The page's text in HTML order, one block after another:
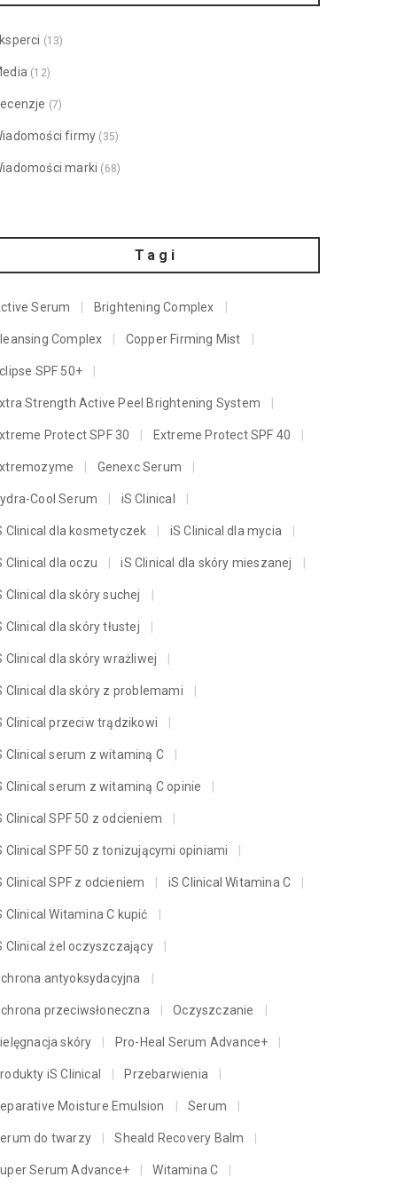
(13)
(12)
(7)
firmy (35)
marki (68)
Tagi
Serum Brightening Complex
Complex Copper Firming Mist
SPF 50+
Strength Active Peel Brightening System
Protect SPF 30 Extreme Protect SPF 40
Genexc Serum
Cool Serum iS Clinical
Clinical dla kosmetyczek iS Clinical dla mycia
Clinical dla oczu iS Clinical dla skóry mieszanej
Clinical dla skóry suchej
Clinical dla skóry tłustej
Clinical dla skóry wrażliwej
Clinical dla skóry z problemami
Clinical przeciw trądzikowi
Clinical serum z witaminą C
Clinical serum z witaminą C opinie
Clinical SPF 50 z odcieniem
Clinical SPF 50 z tonizującymi opiniami
Clinical SPF z odcieniem iS Clinical Witamina C
Clinical Witamina C kupić
Clinical żel oczyszczający
antyoksydacyjna
przeciwsłoneczna Oczyszczanie
skóry Pro-Heal Serum Advance+
iS Clinical Przebarwienia
Moisture Emulsion Serum
do twarzy Sheald Recovery Balm
Serum Advance+ Witamina C